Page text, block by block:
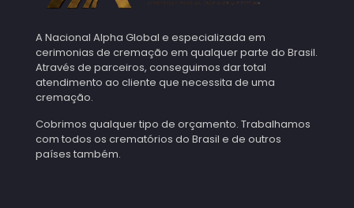
A Nacional Alpha Global e especializada em
cerimonias de cremação em qualquer parte do Brasil.
Através de parceiros, conseguimos dar total
atendimento ao cliente que necessita de uma
cremação.
Cobrimos qualquer tipo de orçamento. Trabalhamos
com todos os crematórios do Brasil e de outros
países também.